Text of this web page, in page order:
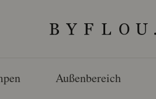
Außenbereich